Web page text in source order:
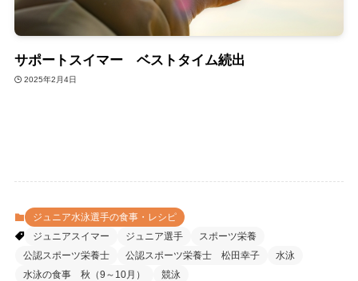
サポートスイマー ベストタイム続出
2025年2月4日
ジュニア水泳選手の食事・レシピ
ジュニアスイマー
ジュニア選手
スポーツ栄養
公認スポーツ栄養士
公認スポーツ栄養士 松田幸子
水泳
水泳の食事 秋（9～10月）
競泳